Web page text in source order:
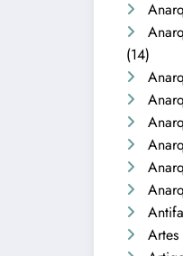
(14)
Artes